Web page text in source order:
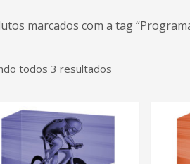
marcados com a tag
todos 3 resultados